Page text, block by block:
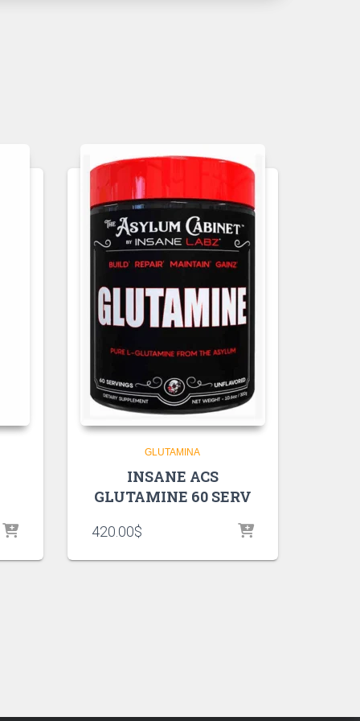
GLUTAMINA
INSANE ACS
GLUTAMINE 60 SERV
420.00$